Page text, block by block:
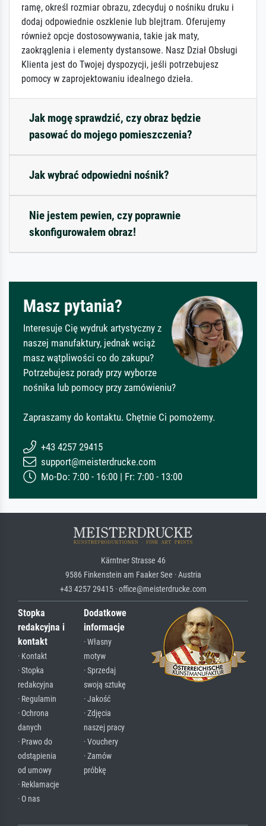
ramę, określ rozmiar obrazu, zdecyduj o nośniku druku i
dodaj odpowiednie oszklenie lub blejtram. Oferujemy
również opcje dostosowywania, takie jak maty,
zaokrąglenia i elementy dystansowe. Nasz Dział Obsługi
Klienta jest do Twojej dyspozycji, jeśli potrzebujesz
pomocy w zaprojektowaniu idealnego dzieła.
Jak mogę sprawdzić, czy obraz będzie
pasować do mojego pomieszczenia?
Jak wybrać odpowiedni nośnik?
Nie jestem pewien, czy poprawnie
skonfigurowałem obraz!
Masz pytania?
Interesuje Cię wydruk artystyczny z
naszej manufaktury, jednak wciąż
masz wątpliwości co do zakupu?
Potrzebujesz porady przy wyborze
nośnika lub pomocy przy zamówieniu?
Zapraszamy do kontaktu. Chętnie Ci pomożemy.
+43 4257 29415
support@meisterdrucke.com
Mo-Do: 7:00 - 16:00 | Fr: 7:00 - 13:00
Kärntner Strasse 46
9586 Finkenstein am Faaker See · Austria
+43 4257 29415 · office@meisterdrucke.com
Stopka
redakcyjna i
kontakt
· Kontakt
· Stopka
redakcyjna
· Regulamin
· Ochrona
danych
· Prawo do
odstąpienia
od umowy
· Reklamacje
· O nas
Dodatkowe
informacje
· Własny
motyw
· Sprzedaj
swoją sztukę
· Jakość
· Zdjęcia
naszej pracy
· Vouchery
· Zamów
próbkę